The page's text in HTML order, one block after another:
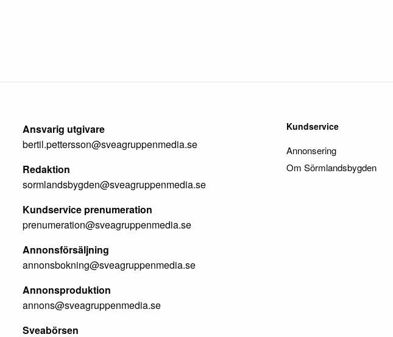
Ansvarig utgivare
bertil.pettersson@sveagruppenmedia.se
Redaktion
sormlandsbygden@sveagruppenmedia.se
Kundservice prenumeration
prenumeration@sveagruppenmedia.se
Annonsförsäljning
annonsbokning@sveagruppenmedia.se
Annonsproduktion
annons@sveagruppenmedia.se
Sveabörsen
Kundservice
Annonsering
Om Sörmlandsbygden